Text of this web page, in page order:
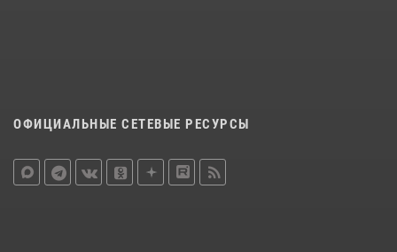
ОФИЦИАЛЬНЫЕ СЕТЕВЫЕ РЕСУРСЫ